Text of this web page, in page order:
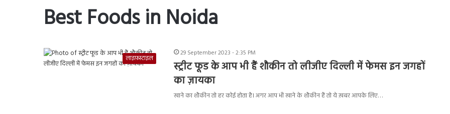
Best Foods in Noida
लाइफ़स्टाइल
29 September 2023 - 2:35 PM
स्ट्रीट फूड के आप भी हैं शौकीन तो लीजीए दिल्ली में फेमस इन जगहों
का ज़ायका
खाने का शौकीन तो हर कोई होता है। अगर आप भी खाने के शौकीन हैं तो ये ख़बर आपके लिए…